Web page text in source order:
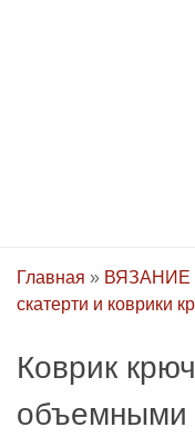
Главная » ВЯЗАНИЕ
скатерти и коврики
Коврик
объемными